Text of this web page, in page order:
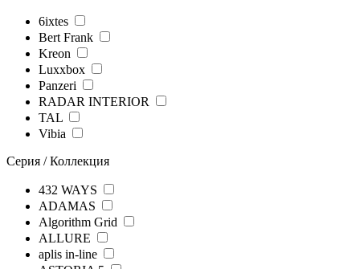
6ixtes
Bert Frank
Kreon
Luxxbox
Panzeri
RADAR INTERIOR
TAL
Vibia
Серия / Коллекция
432 WAYS
ADAMAS
Algorithm Grid
ALLURE
aplis in-line